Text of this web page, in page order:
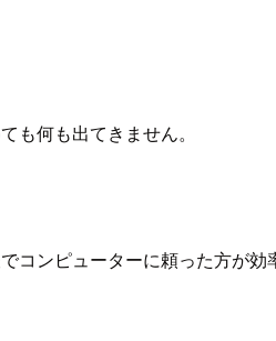
も何も出てきません。
ンピューターに頼った方が効